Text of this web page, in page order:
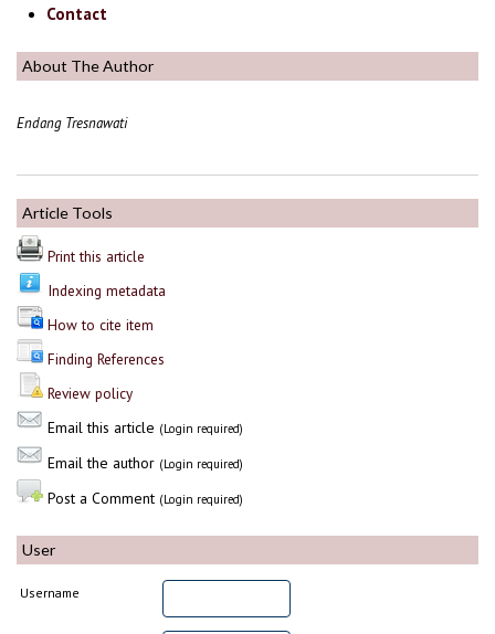
Contact
About The Author
Endang Tresnawati
Article Tools
Print this article
Indexing metadata
How to cite item
Finding References
Review policy
Email this article (Login required)
Email the author (Login required)
Post a Comment (Login required)
User
Username